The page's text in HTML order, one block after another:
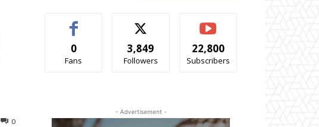
0
0
Fans
3,849
Followers
22,800
Subscribers
- Advertisement -